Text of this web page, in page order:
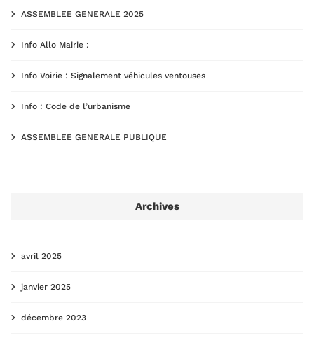
ASSEMBLEE GENERALE 2025
Info Allo Mairie :
Info Voirie : Signalement véhicules ventouses
Info : Code de l’urbanisme
ASSEMBLEE GENERALE PUBLIQUE
Archives
avril 2025
janvier 2025
décembre 2023